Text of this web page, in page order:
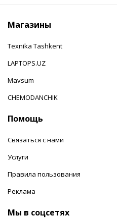
Магазины
Texnika Tashkent
LAPTOPS.UZ
Mavsum
CHEMODANCHIK
Помощь
Связаться с нами
Услуги
Правила пользования
Реклама
Мы в соцсетях